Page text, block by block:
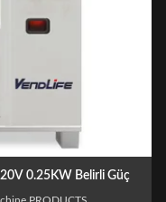
220V 0.25KW Belirli Güç